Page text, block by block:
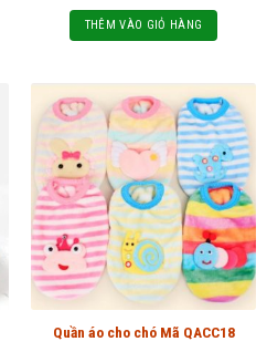
THÊM VÀO GIỎ HÀNG
Quần áo cho chó Mã QACC18